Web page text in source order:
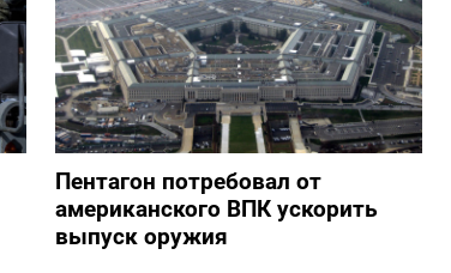
Пентагон потребовал от
американского ВПК ускорить
выпуск оружия